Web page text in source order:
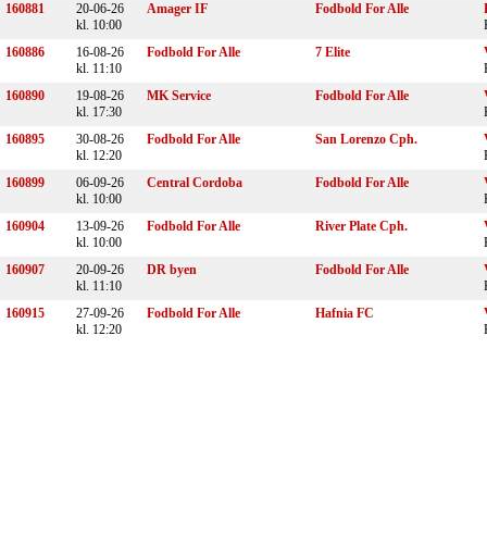
160881
20-06-26
kl. 10:00
Amager IF Fodbold For Alle
160886
16-08-26
kl. 11:10
Fodbold For Alle 7 Elite
160890
19-08-26
kl. 17:30
MK Service Fodbold For Alle
160895
30-08-26
kl. 12:20
Fodbold For Alle San Lorenzo Cph.
160899
06-09-26
kl. 10:00
Central Cordoba Fodbold For Alle
160904
13-09-26
kl. 10:00
Fodbold For Alle River Plate Cph.
160907
20-09-26
kl. 11:10
DR byen Fodbold For Alle
160915
27-09-26
kl. 12:20
Fodbold For Alle Hafnia FC